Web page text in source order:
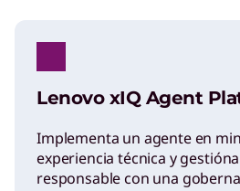
Lenovo xIQ Agent
Implementa un agente en
experiencia técnica y
responsable con una